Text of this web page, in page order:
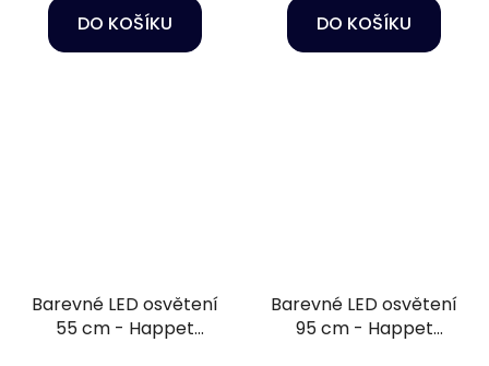
DO KOŠÍKU DO KOŠÍKU
Barevné LED osvětení
55 cm - Happet
Barevné LED osvětení
95 cm - Happet